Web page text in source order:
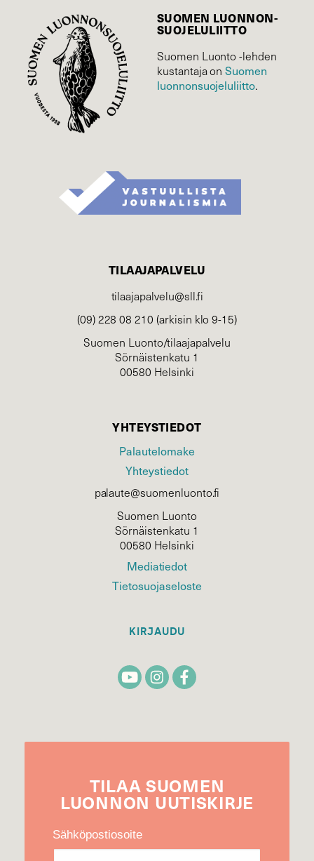
SUOMEN LUONNON­
SUOJELU­LIITTO
Suomen Luonto -lehden
kustantaja onSuomen
luonnonsuojelu­liitto.
TILAAJAPALVELU
tilaajapalvelu@sll.fi
(09) 228 08 210 (arkisin klo 9-15)
Suomen Luonto/tilaajapalvelu
Sörnäistenkatu 1
00580 Helsinki
YHTEYSTIEDOT
Palautelomake
Yhteystiedot
palaute@suomenluonto.fi
Suomen Luonto
Sörnäistenkatu 1
00580 Helsinki
Mediatiedot
Tietosuojaseloste
KIRJAUDU
TILAA SUOMEN
LUONNON UUTIS­KIRJE
Sähköpostiosoite